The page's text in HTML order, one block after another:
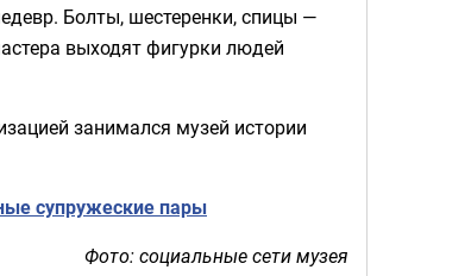
Болты, шестеренки, спицы —
выходят фигурки людей
занимался музей истории
супружеские пары
Фото: социальные сети музея